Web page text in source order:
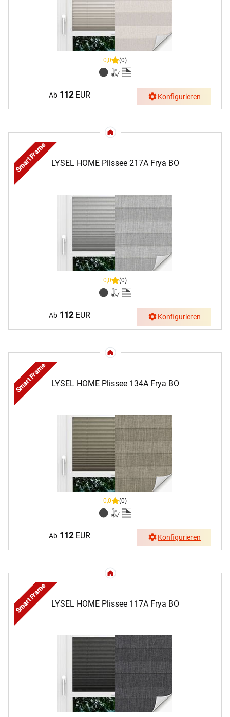
0,0 (0)
Ab 112EUR Konfigurieren
LYSEL HOME Plissee 217A Frya BO
Smart Frame
0,0 (0)
Ab 112EUR Konfigurieren
LYSEL HOME Plissee 134A Frya BO
Smart Frame
0,0 (0)
Ab 112EUR Konfigurieren
LYSEL HOME Plissee 117A Frya BO
Smart Frame